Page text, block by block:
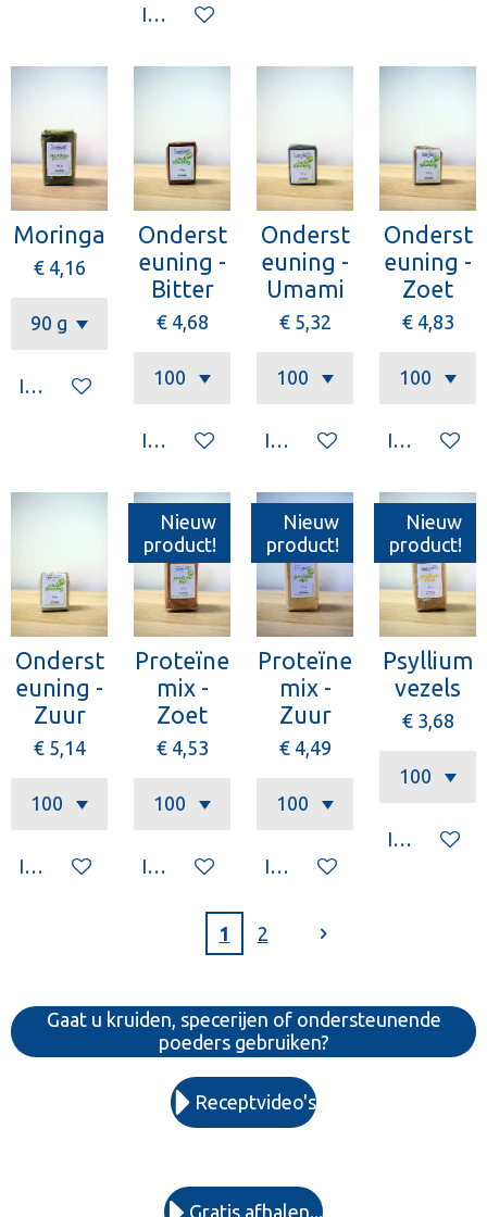
In winkelwagen
Moringa
€ 4,16
In winkelwagen
Onderst
euning -
Bitter
€ 4,68
In winkelwagen
Onderst
euning -
Umami
€ 5,32
In winkelwagen
Onderst
euning -
Zoet
€ 4,83
In
Onderst
euning -
Zuur
€ 5,14
In winkelwagen
Nieuw
product!
Proteïne
mix -
Zoet
€ 4,53
In winkelwagen
Nieuw
product!
Proteïne
mix -
Zuur
€ 4,49
In winkelwagen
Nieuw
product!
Psyllium
vezels
€ 3,68
In
1 2
Gaat u kruiden, specerijen of ondersteunende
poeders gebruiken?
Receptvideo's
Gratis afhalen...